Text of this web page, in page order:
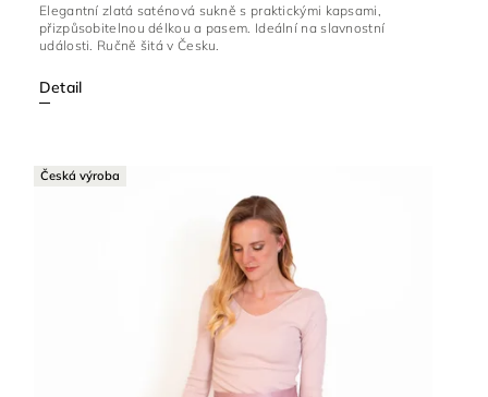
Detail
Elegantní zlatá saténová sukně s praktickými kapsami,
přizpůsobitelnou délkou a pasem. Ideální na slavnostní
události. Ručně šitá v Česku.
Česká výroba